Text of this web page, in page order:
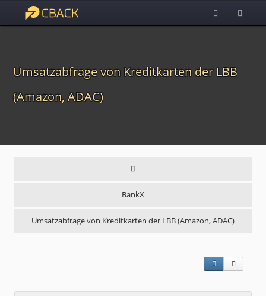
Umsatzabfrage von Kreditkarten der LBB
(Amazon, ADAC)
BankX
Umsatzabfrage von Kreditkarten der LBB (Amazon, ADAC)